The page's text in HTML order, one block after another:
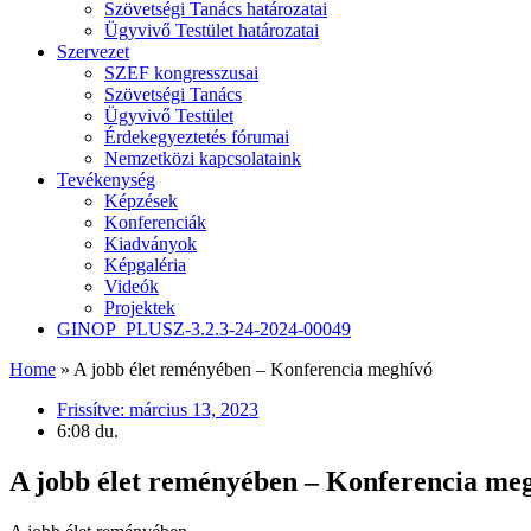
Szövetségi Tanács határozatai
Ügyvivő Testület határozatai
Szervezet
SZEF kongresszusai
Szövetségi Tanács
Ügyvivő Testület
Érdekegyeztetés fórumai
Nemzetközi kapcsolataink
Tevékenység
Képzések
Konferenciák
Kiadványok
Képgaléria
Videók
Projektek
GINOP_PLUSZ-3.2.3-24-2024-00049
Home » A jobb élet reményében – Konferencia meghívó
Frissítve: március 13, 2023
6:08 du.
A jobb élet reményében – Konferencia